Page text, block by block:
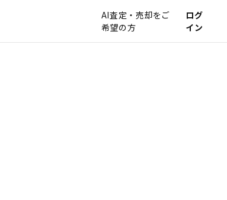
AI査定・売却をご
希望の方
ログ
イン